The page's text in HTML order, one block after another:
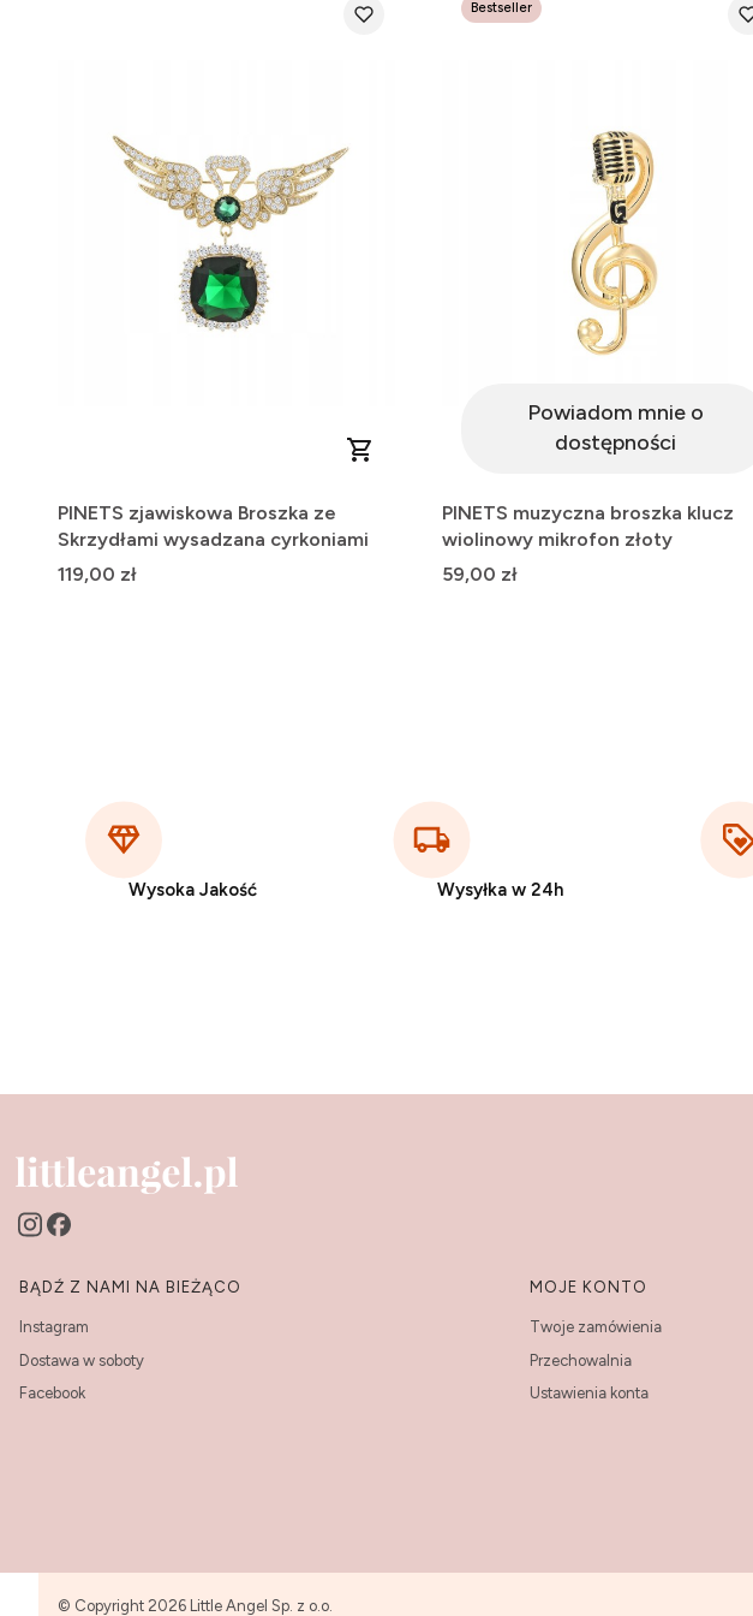
PINETS zjawiskowa Broszka ze
Skrzydłami wysadzana cyrkoniami
Cena
119,00 zł
Bestseller
Powiadom mnie o
dostępności
PINETS muzyczna broszka klucz
wiolinowy mikrofon złoty
Cena
59,00 zł
Wysoka Jakość Wysyłka w 24h
Linki w stopce
BĄDŹ Z NAMI NA BIEŻĄCO
Instagram
Dostawa w soboty
Facebook
MOJE KONTO
Twoje zamówienia
Przechowalnia
Ustawienia konta
© Copyright 2026 Little Angel Sp. z o.o.